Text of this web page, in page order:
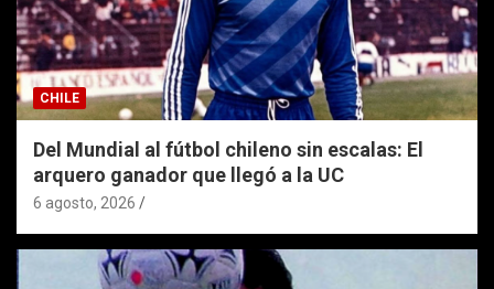
CHILE
Del Mundial al fútbol chileno sin escalas: El
arquero ganador que llegó a la UC
6 agosto, 2026